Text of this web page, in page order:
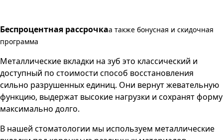
Беспроцентная рассрочкаа также бонусная и скидочная
программа
Металлические вкладки на зуб это классический и
доступный по стоимости способ восстановления
сильно разрушенных единиц. Они вернут жевательную
функцию, выдержат высокие нагрузки и сохранят форму
максимально долго.
В нашей стоматологии мы используем металлические